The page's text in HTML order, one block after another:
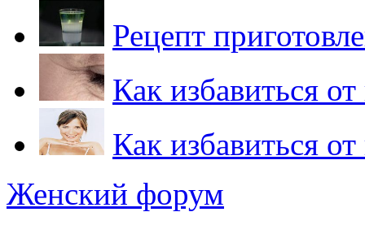
Рецепт
Как избавиться
Как избавиться
Женский форум